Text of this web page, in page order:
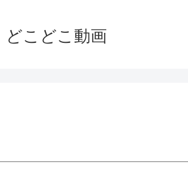
どこどこ動画